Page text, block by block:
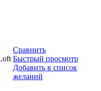
Сравнить
Быстрый просмотр
Добавить в список
желаний